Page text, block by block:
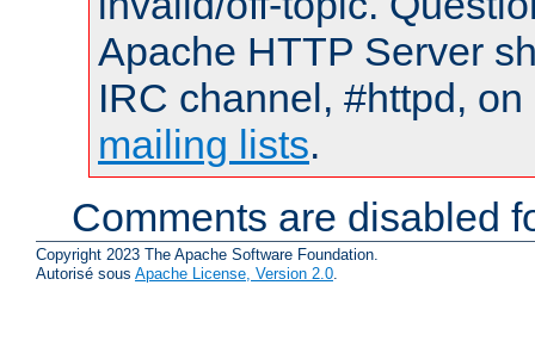
Apache HTTP Server
IRC channel, #httpd,
mailing lists.
Comments are disabled
Copyright 2023 The Apache Software Foundation.
Autorisé sous Apache License, Version 2.0.